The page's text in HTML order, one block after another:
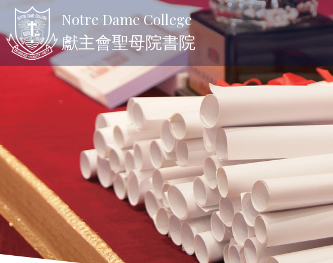
Notre Dame College
獻主會聖母院書院